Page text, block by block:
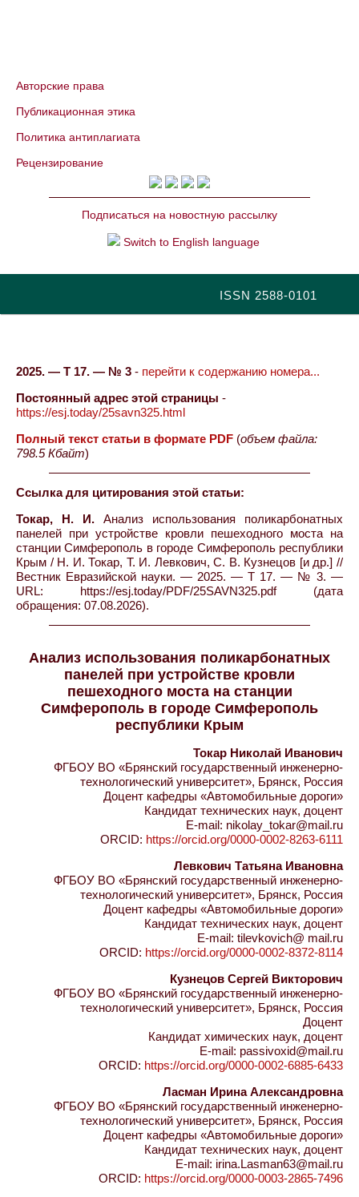
Авторские права
Публикационная этика
Политика антиплагиата
Рецензирование
Подписаться на новостную рассылку
Switch to English language
ISSN 2588-0101
2025. — Т 17. — № 3 - перейти к содержанию номера...
Постоянный адрес этой страницы -
https://esj.today/25savn325.html
Полный текст статьи в формате PDF (объем файла:
798.5 Кбайт)
Ссылка для цитирования этой статьи:
Токар, Н. И. Анализ использования поликарбонатных
панелей при устройстве кровли пешеходного моста на
станции Симферополь в городе Симферополь республики
Крым / Н. И. Токар, Т. И. Левкович, С. В. Кузнецов [и др.] //
Вестник Евразийской науки. — 2025. — Т 17. — № 3. —
URL: https://esj.today/PDF/25SAVN325.pdf (дата
обращения: 07.08.2026).
Анализ использования поликарбонатных
панелей при устройстве кровли
пешеходного моста на станции
Симферополь в городе Симферополь
республики Крым
Токар Николай Иванович
ФГБОУ ВО «Брянский государственный инженерно-
технологический университет», Брянск, Россия
Доцент кафедры «Автомобильные дороги»
Кандидат технических наук, доцент
E-mail: nikolay_tokar@mail.ru
ORCID: https://orcid.org/0000-0002-8263-6111
Левкович Татьяна Ивановна
ФГБОУ ВО «Брянский государственный инженерно-
технологический университет», Брянск, Россия
Доцент кафедры «Автомобильные дороги»
Кандидат технических наук, доцент
E-mail: tilevkovich@ mail.ru
ORCID: https://orcid.org/0000-0002-8372-8114
Кузнецов Сергей Викторович
ФГБОУ ВО «Брянский государственный инженерно-
технологический университет», Брянск, Россия
Доцент
Кандидат химических наук, доцент
E-mail: passivoxid@mail.ru
ORCID: https://orcid.org/0000-0002-6885-6433
Ласман Ирина Александровна
ФГБОУ ВО «Брянский государственный инженерно-
технологический университет», Брянск, Россия
Доцент кафедры «Автомобильные дороги»
Кандидат технических наук, доцент
E-mail: irina.Lasman63@mail.ru
ORCID: https://orcid.org/0000-0003-2865-7496